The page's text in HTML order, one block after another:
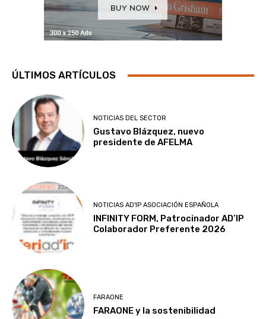
ÚLTIMOS ARTÍCULOS
NOTICIAS DEL SECTOR
Gustavo Blázquez, nuevo
presidente de AFELMA
NOTICIAS AD'IP ASOCIACIÓN ESPAÑOLA
INFINITY FORM, Patrocinador AD’IP
Colaborador Preferente 2026
FARAONE
FARAONE y la sostenibilidad